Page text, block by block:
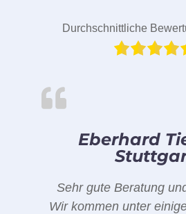
Durchschnittliche
Eberhard
Sehr gute Beratung
Wir kommen unter